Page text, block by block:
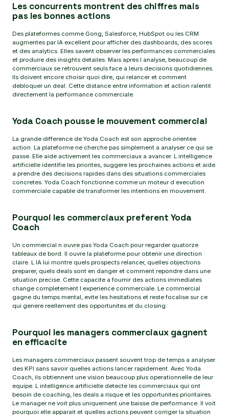
Les concurrents montrent des chiffres mais
pas les bonnes actions
Des plateformes comme Gong, Salesforce, HubSpot ou les CRM
augmentes par IA excellent pour afficher des dashboards, des scores
et des analytics. Elles savent observer les performances commerciales
et produire des insights detailes. Mais apres l analyse, beaucoup de
commerciaux se retrouvent seuls face a leurs decisions quotidiennes.
Ils doivent encore choisir quoi dire, qui relancer et comment
debloquer un deal. Cette distance entre information et action ralentit
directement la performance commerciale.
Yoda Coach pousse le mouvement commercial
La grande difference de Yoda Coach est son approche orientee
action. La plateforme ne cherche pas simplement a analyser ce qui se
passe. Elle aide activement les commerciaux a avancer. L intelligence
artificielle identifie les priorites, suggere les prochaines actions et aide
a prendre des decisions rapides dans des situations commerciales
concretes. Yoda Coach fonctionne comme un moteur d execution
commerciale capable de transformer les intentions en mouvement.
Pourquoi les commerciaux preferent Yoda
Coach
Un commercial n ouvre pas Yoda Coach pour regarder quatorze
tableaux de bord. Il ouvre la plateforme pour obtenir une direction
claire. L IA lui montre quels prospects relancer, quelles objections
preparer, quels deals sont en danger et comment repondre dans une
situation precise. Cette capacite a fournir des actions immediates
change completement l experience commerciale. Le commercial
gagne du temps mental, evite les hesitations et reste focalise sur ce
qui genere reellement des opportunites et du closing.
Pourquoi les managers commerciaux gagnent
en efficacite
Les managers commerciaux passent souvent trop de temps a analyser
des KPI sans savoir quelles actions lancer rapidement. Avec Yoda
Coach, ils obtiennent une vision beaucoup plus operationnelle de leur
equipe. L intelligence artificielle detecte les commerciaux qui ont
besoin de coaching, les deals a risque et les opportunites prioritaires.
Le manager ne voit plus uniquement une baisse de performance. Il voit
pourquoi elle apparait et quelles actions peuvent corriger la situation